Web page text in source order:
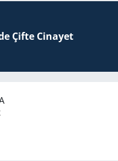
Çifte Ci­na­yet